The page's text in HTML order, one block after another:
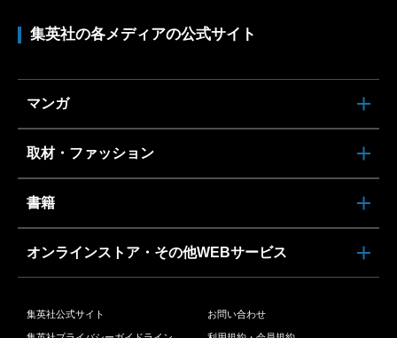
集英社の各メディアの公式サイト
マンガ
取材・ファッション
書籍
オンラインストア・その他WEBサービス
集英社公式サイト お問い合わせ